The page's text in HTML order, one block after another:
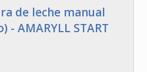
de leche manual
AMARYLL START